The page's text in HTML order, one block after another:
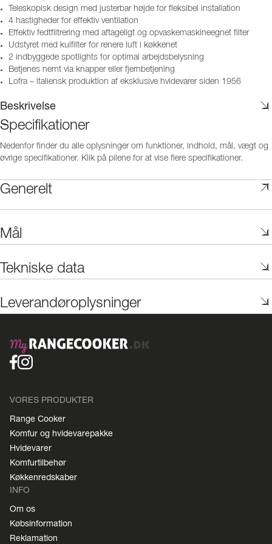
Teleskopisk design med justerbar højde for fleksibel installation
4 hastigheder for effektiv ventilation
Effektiv fedtfiltrering med aftageligt og opvaskemaskineegnet filter
Udstyret med kulfilter for renere luft i køkkenet
2 indbyggede spotlights for optimal arbejdsbelysning
Betjenes nemt via knapper eller fjernbetjening
Lofra – italiensk produktion af eksklusive hvidevarer siden 1956
Beskrivelse
Specifikationer
Nedenfor finder du alle oplysninger om funktioner, indhold, mål, vægt og
øvrige specifikationer. Klik på pilene for at vise flere specifikationer.
Generelt
Mål
Tekniske data
Leverandøroplysninger
VORES PRODUKTER
Range Cooker
Komfur og hvidevarepakke
Hvidevarer
Komfurtilbehør
Køkkenredskaber
INFO
Om os
Købsinformation
Reklamation